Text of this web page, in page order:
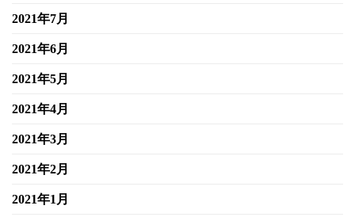
2021年7月
2021年6月
2021年5月
2021年4月
2021年3月
2021年2月
2021年1月